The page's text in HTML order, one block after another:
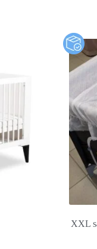
XXL